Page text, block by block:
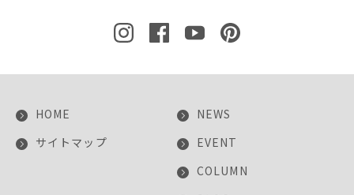
HOME
サイトマップ
NEWS
EVENT
COLUMN